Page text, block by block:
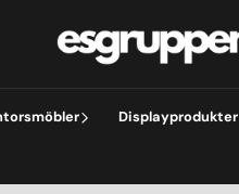
Displayprodukter